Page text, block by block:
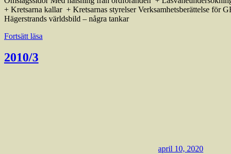
+ Kretsarna kallar + Kretsarnas styrelser Verksamhetsberättelse för
Hägerstrands världsbild – några tankar
Fortsätt läsa
2010/3
april 10, 2020